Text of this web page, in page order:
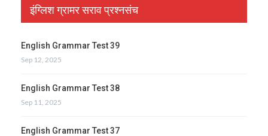
इंग्लिश ग्रामर सराव प्रश्नसंच
English Grammar Test 39
Sep 12, 2025
English Grammar Test 38
Sep 11, 2025
English Grammar Test 37